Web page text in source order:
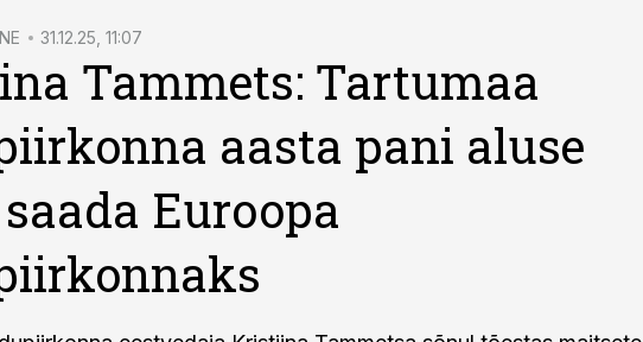
31.12.25, 11:07
Tammets: Tartumaa
aasta pani aluse
Euroopa